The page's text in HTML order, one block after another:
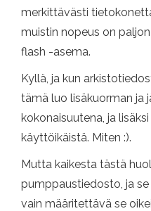
merkittävästi
muistin nopeus on
flash -asema.
Kyllä, ja kun
tämä luo lisäkuorman ja
kokonaisuutena, ja
käyttöikäistä. Miten :).
Mutta kaikesta tästä
pumppaustiedosto, ja
vain määritettävä se